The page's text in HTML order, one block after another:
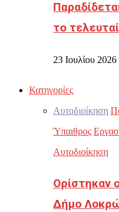
το
23 Ιουλίου 2026
Κατηγορίες
Αυτοδιοίκηση
Ύπαιθρος
Αυτοδιοίκηση
Ορίστηκαν
Δήμο